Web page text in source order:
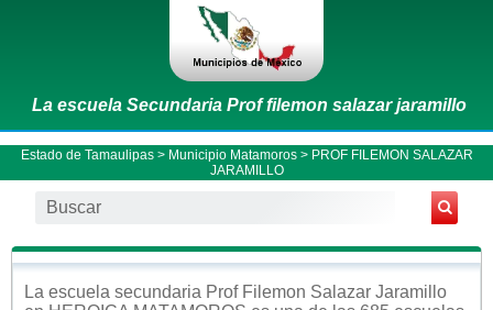
La escuela Secundaria Prof filemon salazar jaramillo
Estado de Tamaulipas> Municipio Matamoros> PROF FILEMON SALAZAR
JARAMILLO
La escuela secundaria Prof Filemon Salazar Jaramillo